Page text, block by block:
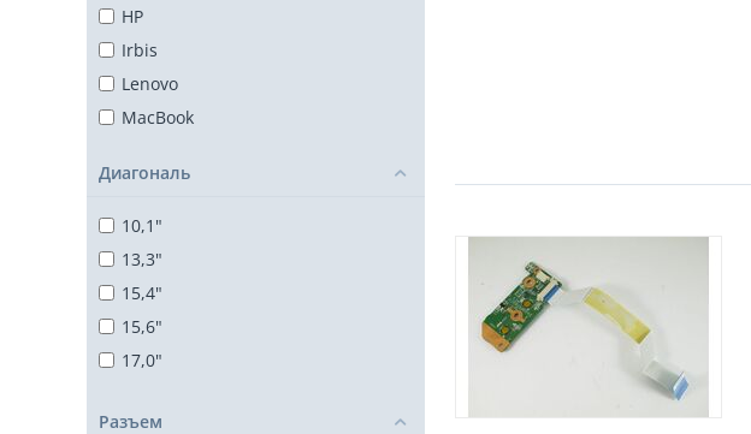
HP
Irbis
Lenovo
MacBook
Packard Bell
Samsung
SONY
Toshiba
ViewSonic
Прочие
Диагональ
10,1"
13,3"
15,4"
15,6"
17,0"
Разъем